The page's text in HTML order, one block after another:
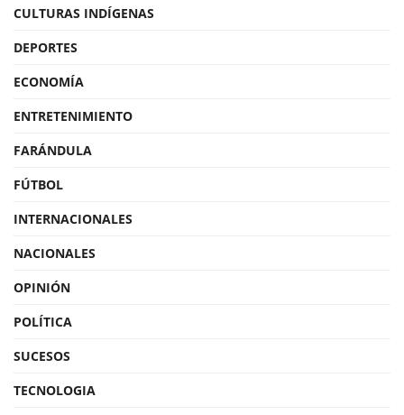
CULTURAS INDÍGENAS
DEPORTES
ECONOMÍA
ENTRETENIMIENTO
FARÁNDULA
FÚTBOL
INTERNACIONALES
NACIONALES
OPINIÓN
POLÍTICA
SUCESOS
TECNOLOGIA